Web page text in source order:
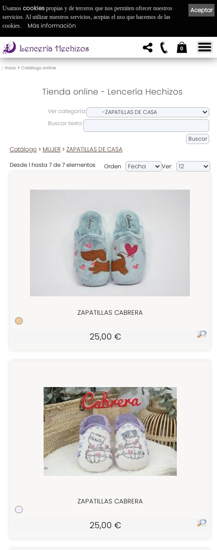
0
:: Inicio > Catálogo online
Tienda online - Lencería Hechizos
Ver categoría:
Buscar texto:
Catálogo > MUJER > ZAPATILLAS DE CASA
Desde 1 hasta 7 de 7 elementos Ver:
Orden
ZAPATILLAS CABRERA
25,00 €
ZAPATILLAS CABRERA
25,00 €
Aceptar
Usamos cookies propias y de terceros que nos permiten ofrecer nuestros
servicios. Al utilizar nuestros servicios, aceptas el uso que hacemos de las
cookies.
Más información